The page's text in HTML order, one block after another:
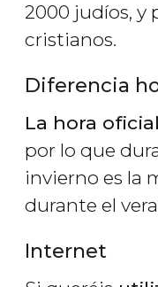
2000 judíos, y
cristianos.
Diferencia
La hora
por lo que
invierno es la
durante el
Internet